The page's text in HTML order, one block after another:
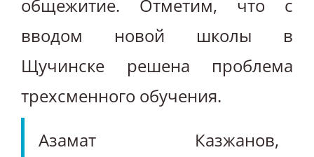
общежитие. Отметим, что с
вводом новой школы в
Щучинске решена проблема
трехсменного обучения.
Азамат Казжанов,